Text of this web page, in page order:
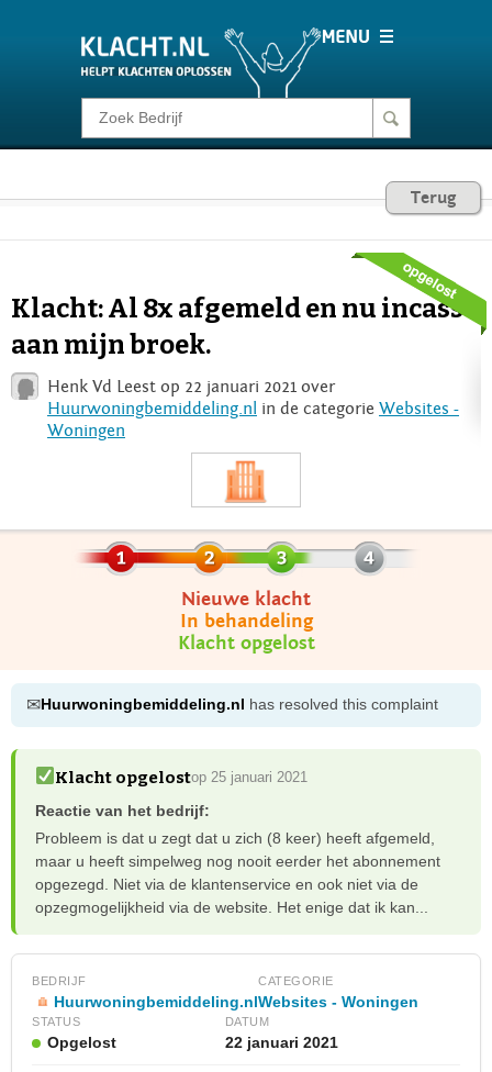
Klacht melden
Consumentenrecht
Voor Bedrijven
Login
Terug
Klacht: Al 8x afgemeld en nu incasso
aan mijn broek.
Henk Vd Leest op 22 januari 2021 over
Huurwoningbemiddeling.nl in de categorie Websites -
Woningen
Nieuwe klacht
In behandeling
Klacht opgelost
✉Huurwoningbemiddeling.nl has resolved this complaint
Klacht opgelostop 25 januari 2021
Reactie van het bedrijf:
Probleem is dat u zegt dat u zich (8 keer) heeft afgemeld,
maar u heeft simpelweg nog nooit eerder het abonnement
opgezegd. Niet via de klantenservice en ook niet via de
opzegmogelijkheid via de website. Het enige dat ik kan...
BEDRIJF
Huurwoningbemiddeling.nl
CATEGORIE
Websites - Woningen
STATUS
Opgelost
DATUM
22 januari 2021